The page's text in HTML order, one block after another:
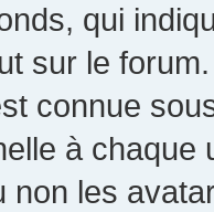
qui
sur le
connue
à chaque
non les